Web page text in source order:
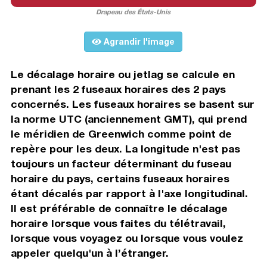
Drapeau des États-Unis
Agrandir l'image
Le décalage horaire ou jetlag se calcule en
prenant les 2 fuseaux horaires des 2 pays
concernés. Les fuseaux horaires se basent sur
la norme UTC (anciennement GMT), qui prend
le méridien de Greenwich comme point de
repère pour les deux. La longitude n'est pas
toujours un facteur déterminant du fuseau
horaire du pays, certains fuseaux horaires
étant décalés par rapport à l'axe longitudinal.
Il est préférable de connaître le décalage
horaire lorsque vous faites du télétravail,
lorsque vous voyagez ou lorsque vous voulez
appeler quelqu'un à l’étranger.